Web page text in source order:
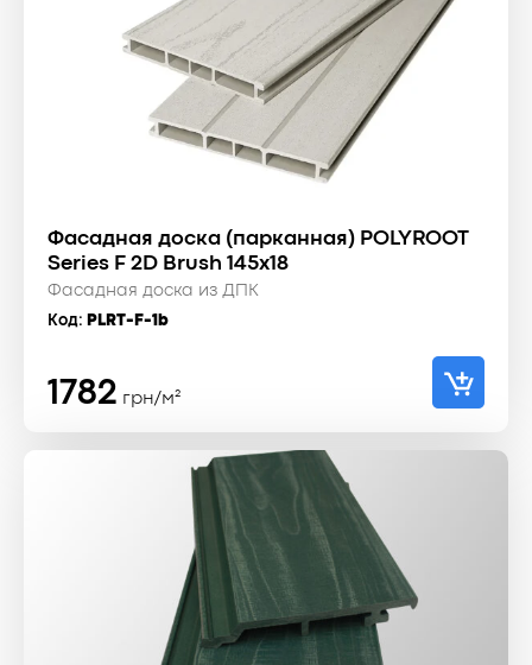
Фасадная доска (парканная) POLYROOT
Series F 2D Brush 145x18
Фасадная доска из ДПК
Код: PLRT-F-1b
1782 грн/м²